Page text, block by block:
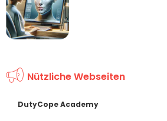
Nützliche Webseiten
DutyCope Academy